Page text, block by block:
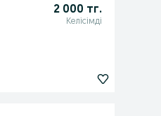
2 000 тг.
Келісімді